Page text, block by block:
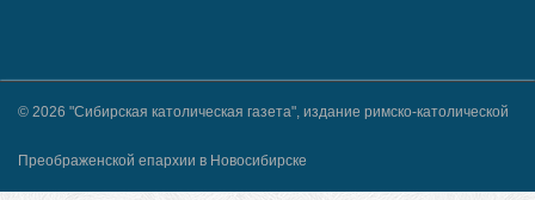
© 2026 "Сибирская католическая газета", издание римско-католической
Преображенской епархии в Новосибирске